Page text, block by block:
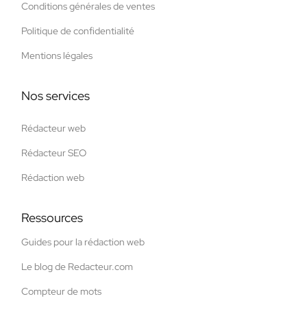
Conditions générales de ventes
Politique de confidentialité
Mentions légales
Nos services
Rédacteur web
Rédacteur SEO
Rédaction web
Ressources
Guides pour la rédaction web
Le blog de Redacteur.com
Compteur de mots